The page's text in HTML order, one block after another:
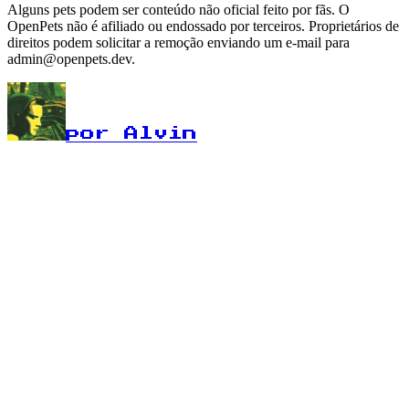
Alguns pets podem ser conteúdo não oficial feito por fãs. O
OpenPets não é afiliado ou endossado por terceiros. Proprietários de
direitos podem solicitar a remoção enviando um e-mail para
admin@openpets.dev.
por Alvin